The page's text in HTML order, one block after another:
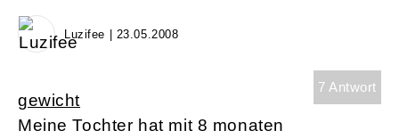
Luzifee | 23.05.2008
7 Antwort
gewicht
Meine Tochter hat mit 8 monaten